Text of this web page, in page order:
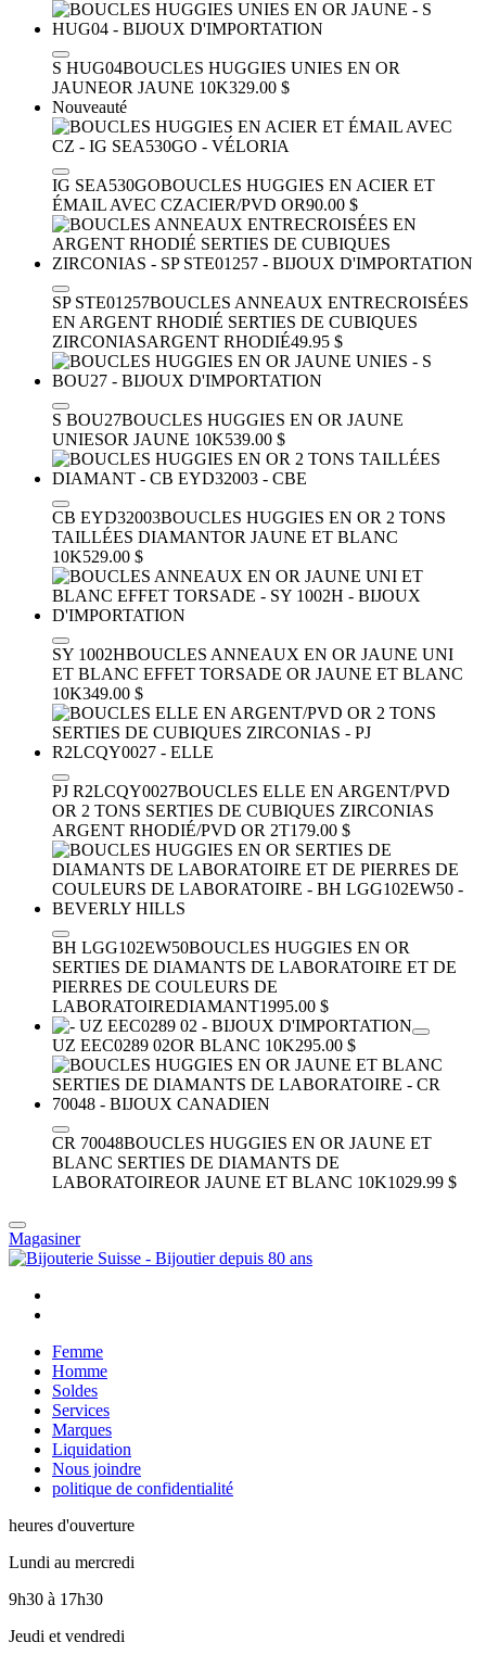
S HUG04BOUCLES HUGGIES UNIES EN OR
JAUNEOR JAUNE 10K329.00 $
Nouveauté
IG SEA530GOBOUCLES HUGGIES EN ACIER ET
ÉMAIL AVEC CZACIER/PVD OR90.00 $
SP STE01257BOUCLES ANNEAUX ENTRECROISÉES
EN ARGENT RHODIÉ SERTIES DE CUBIQUES
ZIRCONIASARGENT RHODIÉ49.95 $
S BOU27BOUCLES HUGGIES EN OR JAUNE
UNIESOR JAUNE 10K539.00 $
CB EYD32003BOUCLES HUGGIES EN OR 2 TONS
TAILLÉES DIAMANTOR JAUNE ET BLANC
10K529.00 $
SY 1002HBOUCLES ANNEAUX EN OR JAUNE UNI
ET BLANC EFFET TORSADE OR JAUNE ET BLANC
10K349.00 $
PJ R2LCQY0027BOUCLES ELLE EN ARGENT/PVD
OR 2 TONS SERTIES DE CUBIQUES ZIRCONIAS
ARGENT RHODIÉ/PVD OR 2T179.00 $
BH LGG102EW50BOUCLES HUGGIES EN OR
SERTIES DE DIAMANTS DE LABORATOIRE ET DE
PIERRES DE COULEURS DE
LABORATOIREDIAMANT1995.00 $
UZ EEC0289 02OR BLANC 10K295.00 $
CR 70048BOUCLES HUGGIES EN OR JAUNE ET
BLANC SERTIES DE DIAMANTS DE
LABORATOIREOR JAUNE ET BLANC 10K1029.99 $
Magasiner
Femme
Homme
Soldes
Services
Marques
Liquidation
Nous joindre
politique de confidentialité
heures d'ouverture
Lundi au mercredi
9h30 à 17h30
Jeudi et vendredi